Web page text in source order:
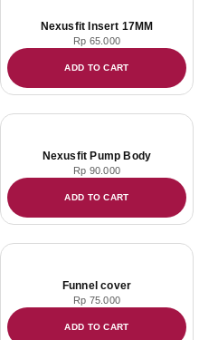
Nexusfit Insert 17MM
Rp 65.000
ADD TO CART
Nexusfit Pump Body
Rp 90.000
ADD TO CART
Funnel cover
Rp 75.000
ADD TO CART